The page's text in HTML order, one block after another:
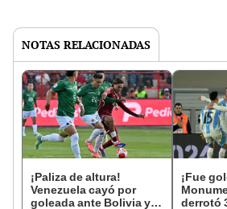
NOTAS RELACIONADAS
¡Paliza de altura!
Venezuela cayó por
goleada ante Bolivia y
¡Fue
derrotó